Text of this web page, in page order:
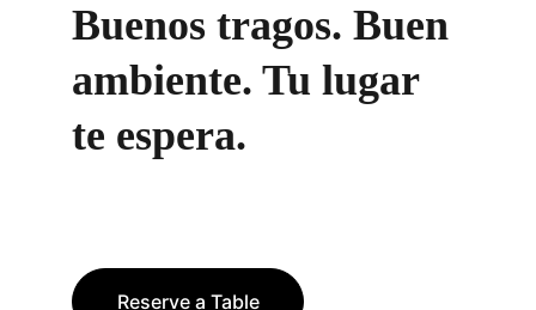
Buenos tragos. Buen
ambiente. Tu lugar
te espera.
Reserve a Table